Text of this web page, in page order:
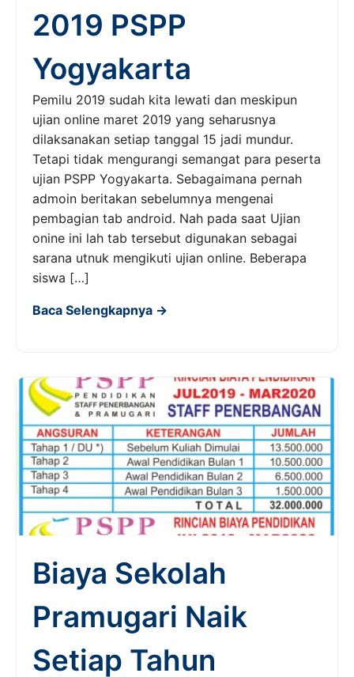
2019 PSPP
Yogyakarta
Pemilu 2019 sudah kita lewati dan meskipun
ujian online maret 2019 yang seharusnya
dilaksanakan setiap tanggal 15 jadi mundur.
Tetapi tidak mengurangi semangat para peserta
ujian PSPP Yogyakarta. Sebagaimana pernah
admoin beritakan sebelumnya mengenai
pembagian tab android. Nah pada saat Ujian
onine ini lah tab tersebut digunakan sebagai
sarana utnuk mengikuti ujian online. Beberapa
siswa […]
Baca Selengkapnya →
Biaya Sekolah
Pramugari Naik
Setiap Tahun